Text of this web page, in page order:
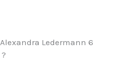
Ledermann 6